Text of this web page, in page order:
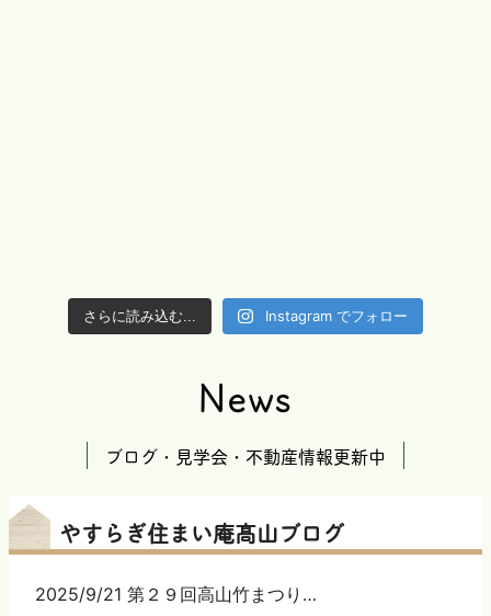
さらに読み込む... Instagram でフォロー
News
ブログ・見学会・不動産情報更新中
やすらぎ住まい庵髙山ブログ
2025/9/21 第２９回高山竹まつり…